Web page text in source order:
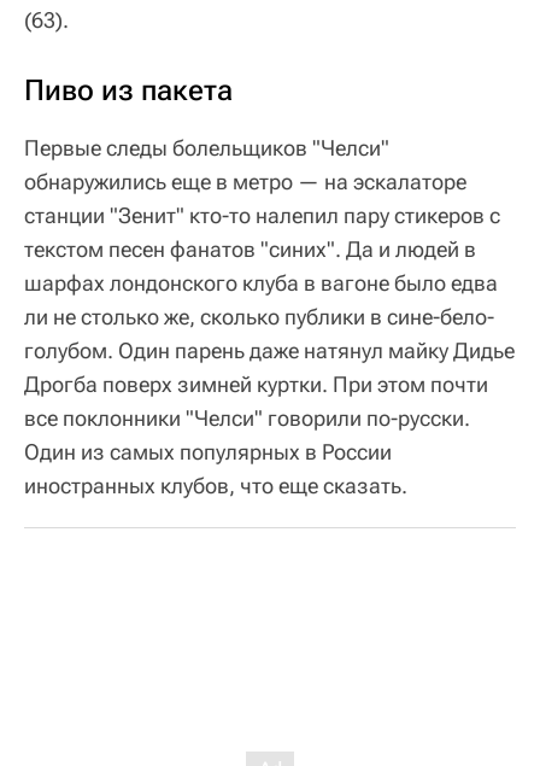
(63).
Пиво из пакета
Первые следы болельщиков "Челси"
обнаружились еще в метро — на эскалаторе
станции "Зенит" кто-то налепил пару стикеров с
текстом песен фанатов "синих". Да и людей в
шарфах лондонского клуба в вагоне было едва
ли не столько же, сколько публики в сине-бело-
голубом. Один парень даже натянул майку Дидье
Дрогба поверх зимней куртки. При этом почти
все поклонники "Челси" говорили по-русски.
Один из самых популярных в России
иностранных клубов, что еще сказать.